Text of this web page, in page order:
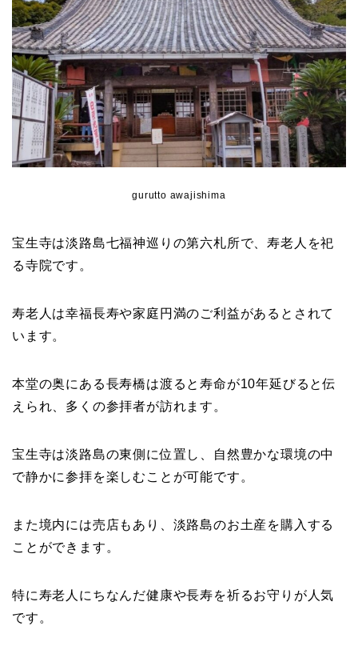
gurutto awajishima
宝生寺は淡路島七福神巡りの第六札所で、寿老人を祀
る寺院です。
寿老人は幸福長寿や家庭円満のご利益があるとされて
います。
本堂の奥にある長寿橋は渡ると寿命が10年延びると伝
えられ、多くの参拝者が訪れます。
宝生寺は淡路島の東側に位置し、自然豊かな環境の中
で静かに参拝を楽しむことが可能です。
また境内には売店もあり、淡路島のお土産を購入する
ことができます。
特に寿老人にちなんだ健康や長寿を祈るお守りが人気
です。